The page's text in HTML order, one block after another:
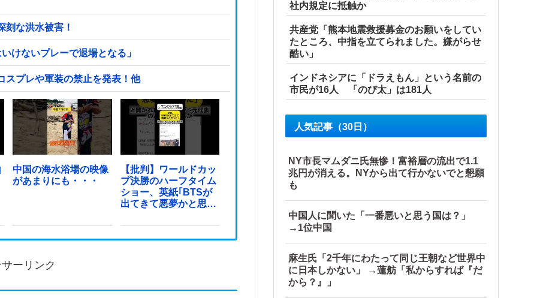
な洪水被害！
けないプレーで退場となる」
スプレや軍装の禁止を発表！他
中国の海水浴場の映像
があまりにも・・・
【批判】ワールドカッ
プ決勝のハーフタイム
ショー、英紙｢BTSが
出てきて悪夢かと思っ
ーリンク
社内規定に抵触か
共産党「熊本地震救援募金のお願いをしてい
たところ、中指を立てられました。嫌がらせ
酷い」
インドネシアに「ドラえもん」という名前の
市民が16人 「のび太」は181人
人気記事（30日）
NY市長マムダニ氏無惨！富裕層の流出で1.1
兆円が消える。NYから出て行かないでと懇願
も
中国人に聞いた「一番悪いと思う国は？」
→1位中国
麻生氏「2千年にわたって同じ王朝など世界中
に日本しかない」 →蓮舫「私からすれば『だ
から？』」